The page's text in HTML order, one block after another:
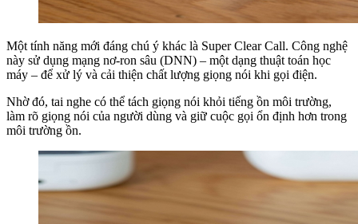
Một tính năng mới đáng chú ý khác là Super Clear Call. Công nghệ
này sử dụng mạng nơ-ron sâu (DNN) – một dạng thuật toán học
máy – để xử lý và cải thiện chất lượng giọng nói khi gọi điện.
Nhờ đó, tai nghe có thể tách giọng nói khỏi tiếng ồn môi trường,
làm rõ giọng nói của người dùng và giữ cuộc gọi ổn định hơn trong
môi trường ồn.